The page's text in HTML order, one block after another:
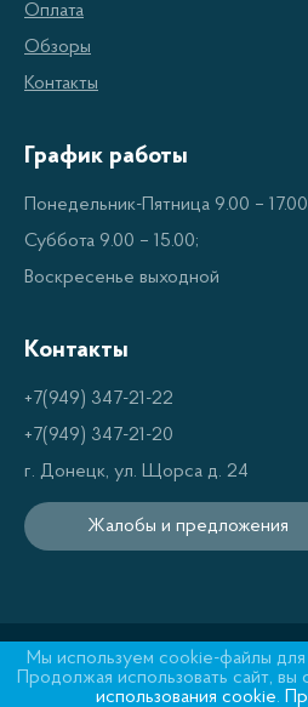
Оплата
Обзоры
Контакты
График работы
Понедельник-Пятница 9.00 –
Суббота 9.00 – 15.00;
Воскресенье выходной
Контакты
+7(949) 347-21-22
+7(949) 347-21-20
г. Донецк, ул. Щорса д. 24
Жалобы и предложения
© tradebox.shop Все права
Мы используем cookie-файлы для
Продолжая использовать сайт, вы
использования cookie.